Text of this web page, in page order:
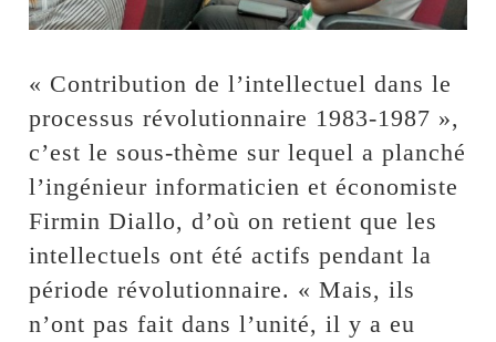
« Contribution de l’intellectuel dans le
processus révolutionnaire 1983-1987 »,
c’est le sous-thème sur lequel a planché
l’ingénieur informaticien et économiste
Firmin Diallo, d’où on retient que les
intellectuels ont été actifs pendant la
période révolutionnaire. « Mais, ils
n’ont pas fait dans l’unité, il y a eu